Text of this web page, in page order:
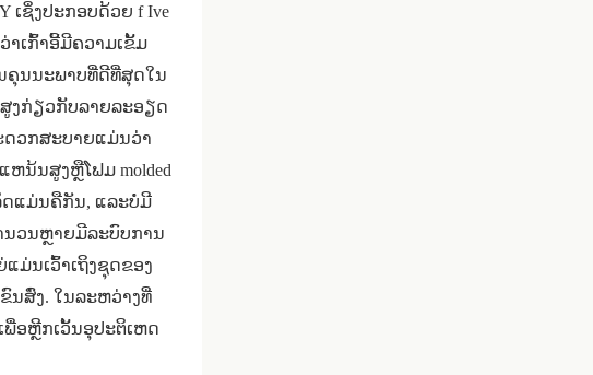
ເຊິ່ງປະກອບດ້ວຍ fIve
າເກົ້າອີ້ມີຄວາມເຂັ້ມ
ຄຸນນະພາບທີ່ດີທີ່ສຸດໃນ
ງກ່ຽວກັບລາຍລະອຽດ
ດວກສະບາຍແມ່ນວ່າ
ນ້ນສູງຫຼືໂຟມ molded
ດແມ່ນຄືກັນ, ແລະບໍ່ມີ
ນວນຫຼາຍມີລະບົບການ
ມ່ນເວົ້າເຖິງຊຸດຂອງ
ສົ່ງ. ໃນລະຫວ່າງທີ່
ອຫຼີກເວັ້ນອຸປະຕິເຫດ